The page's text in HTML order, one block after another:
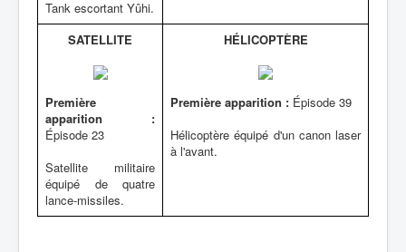
Tank escortant Yûhi.
SATELLITE
Première
apparition :
Épisode 23
Satellite militaire
équipé de quatre
lance-missiles.
HÉLICOPTÈRE
Première apparition : Épisode 39
Hélicoptère équipé d'un canon laser
à l'avant.